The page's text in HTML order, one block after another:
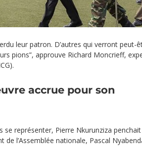
leur patron. D’autres qui verront peut-
pions”, approuve Richard Moncrieff,
accrue pour son
se représenter, Pierre Nkurunziza
de l’Assemblée nationale, Pascal